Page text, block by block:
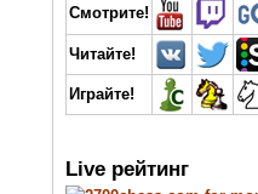
Смотрите!
Читайте!
Играйте!
Live рейтинг